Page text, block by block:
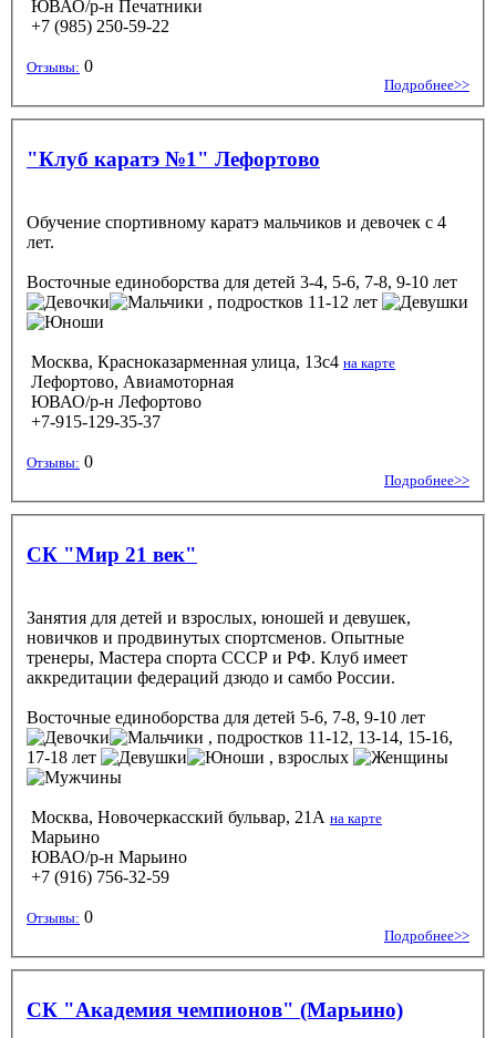
ЮВАО/р-н Печатники
+7 (985) 250-59-22
Отзывы: 0
Подробнее>>
"Клуб каратэ №1" Лефортово
Обучение спортивному каратэ мальчиков и девочек с 4
лет.
Восточные единоборства для детей 3-4, 5-6, 7-8, 9-10 лет
, подростков 11-12 лет
Москва, Красноказарменная улица, 13с4 на карте
Лефортово, Авиамоторная
ЮВАО/р-н Лефортово
+7-915-129-35-37
Отзывы: 0
Подробнее>>
СК "Мир 21 век"
Занятия для детей и взрослых, юношей и девушек,
новичков и продвинутых спортсменов. Опытные
тренеры, Мастера спорта СССР и РФ. Клуб имеет
аккредитации федераций дзюдо и самбо России.
Восточные единоборства для детей 5-6, 7-8, 9-10 лет
, подростков 11-12, 13-14, 15-16,
17-18 лет
, взрослых
Москва, Новочеркасский бульвар, 21А на карте
Марьино
ЮВАО/р-н Марьино
+7 (916) 756-32-59
Отзывы: 0
Подробнее>>
СК "Академия чемпионов" (Марьино)